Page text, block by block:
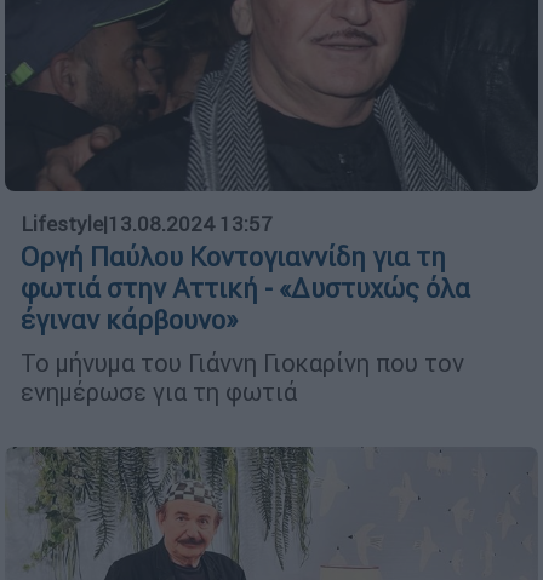
Lifestyle|13.08.2024 13:57
Οργή Παύλου Κοντογιαννίδη για τη
φωτιά στην Αττική - «Δυστυχώς όλα
έγιναν κάρβουνο»
Το μήνυμα του Γιάννη Γιοκαρίνη που τον
ενημέρωσε για τη φωτιά